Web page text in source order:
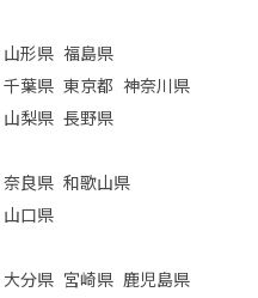
山形県 福島県
千葉県 東京都 神奈川県
山梨県 長野県
奈良県 和歌山県
山口県
大分県 宮崎県 鹿児島県